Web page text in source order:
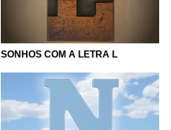
SONHOS COM A LETRA L